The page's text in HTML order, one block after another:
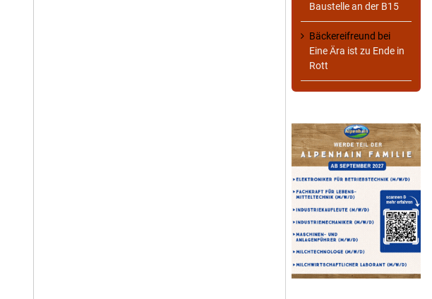
Baustelle an der B15
Bäckereifreund bei
Eine Ära ist zu Ende in
Rott